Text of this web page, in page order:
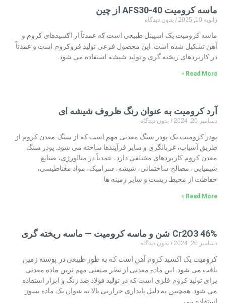
ماسه کرومیت AFS30-40 از چین
ژانویه 10, 2025 بدون دیدگاه
ماسه کرومیت یک اسپینل طبیعی است که عمدتاً از اکسیدهای کروم و
آهن تشکیل شده است. این محصول فرعی تولید فروکروم است و عمدتاً
در کاربردهای ریخته گری و تولید شیشه استفاده می شود.
Read More »
آرد کرومیت به عنوان رنگ ظروف شیشه ای
دسامبر 20, 2024 بدون دیدگاه
پودر کرومیت یک پودر سنگ معدنی مهم است که از سنگ معدن کروم از
طریق آسیاب، غربالگری و سایر فرآیندها ساخته می شود. پودر سنگ
معدن کروم کاربردهای مختلفی دارد، عمدتاً در متالورژی، صنایع
شیمیایی، مصالح ساختمانی، شیشه، سرامیک، مواد مغناطیسی،
حفاظت از محیط زیست و سایر زمینه ها.
Read More »
46% Cr2O3 شن و ماسه کرومیت — ماسه ریخته گری
دسامبر 20, 2024 بدون دیدگاه
کرومیت یک اکسید کروم آهن است که به طور طبیعی در پوسته زمین
یافت می شود. این ماده معدنی از نظر صنعتی مهم ترین ماده معدنی
برای تولید کروم فلزی است که در تولید فولاد ضد زنگ و ابزار استفاده
می شود. همچنین به دلیل پایداری حرارتی بالا به عنوان یک ماده نسوز